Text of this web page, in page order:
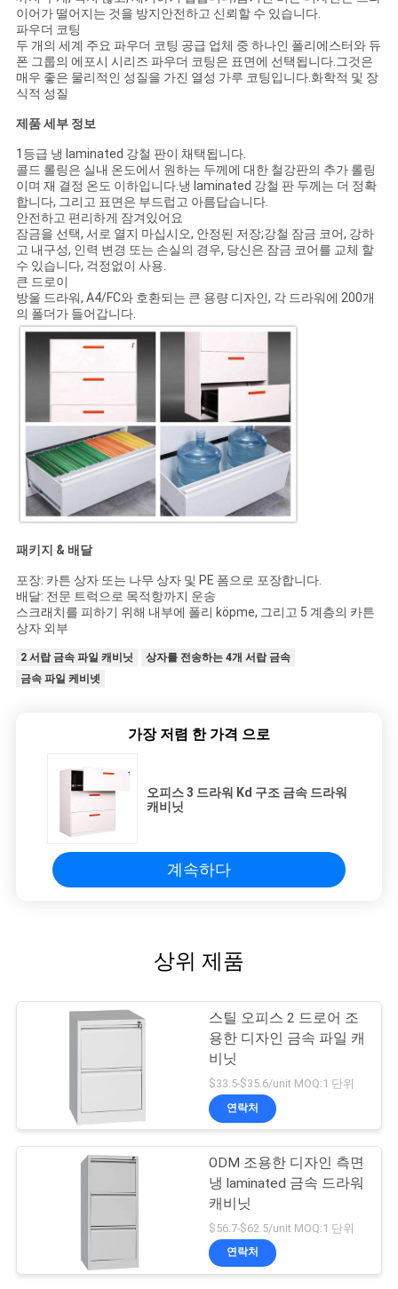
PRIVACY
POLICY
이어가 떨어지는 것을 방지안전하고 신뢰할 수 있습니다.
파우더 코팅
두 개의 세계 주요 파우더 코팅 공급 업체 중 하나인 폴리에스터와 듀
폰 그룹의 에포시 시리즈 파우더 코팅은 표면에 선택됩니다.그것은
매우 좋은 물리적인 성질을 가진 열성 가루 코팅입니다.화학적 및 장
식적 성질
제품 세부 정보
1등급 냉 laminated 강철 판이 채택됩니다.
콜드 롤링은 실내 온도에서 원하는 두께에 대한 철강판의 추가 롤링
이며 재 결정 온도 이하입니다.냉 laminated 강철 판 두께는 더 정확
합니다, 그리고 표면은 부드럽고 아름답습니다.
안전하고 편리하게 잠겨있어요
잠금을 선택, 서로 열지 마십시오, 안정된 저장;강철 잠금 코어, 강하
고 내구성, 인력 변경 또는 손실의 경우, 당신은 잠금 코어를 교체 할
수 있습니다, 걱정없이 사용.
큰 드로이
방울 드라워, A4/FC와 호환되는 큰 용량 디자인, 각 드라워에 200개
의 폴더가 들어갑니다.
패키지 & 배달
포장: 카튼 상자 또는 나무 상자 및 PE 폼으로 포장합니다.
배달: 전문 트럭으로 목적항까지 운송
스크래치를 피하기 위해 내부에 폴리 köpme, 그리고 5 계층의 카튼
상자 외부
2 서랍 금속 파일 캐비닛
상자를 전송하는 4개 서랍 금속
금속 파일 케비넷
가장 저렴 한 가격 으로
오피스 3 드라워 Kd 구조 금속 드라워
캐비닛
계속하다
상위 제품
스틸 오피스 2 드로어 조
용한 디자인 금속 파일 캐
비닛
$33.5-$35.6/unit MOQ:1 단위
연락처
ODM 조용한 디자인 측면
냉 laminated 금속 드라워
캐비닛
$56.7-$62.5/unit MOQ:1 단위
연락처